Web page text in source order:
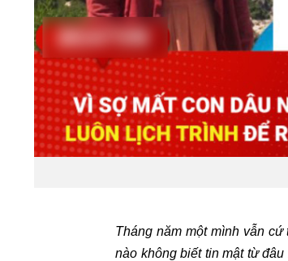
Tháng năm một mình vẫn
nào không biết tin mật từ